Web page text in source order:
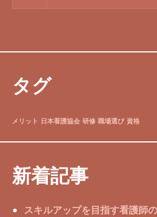
タグ
メリット 日本看護協会 研修 職場選び 資格
新着記事
スキルアップを目指す看護師